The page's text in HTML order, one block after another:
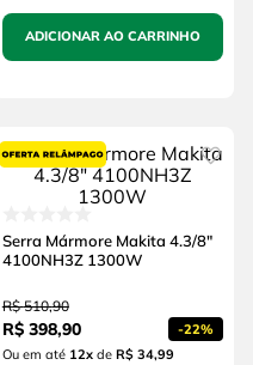
ADICIONAR AO CARRINHO
Serra Mármore Makita 4.3/8"
4100NH3Z 1300W
R$ 510,90
R$ 398,90 -22%
Ou em até 12xde R$ 34,99